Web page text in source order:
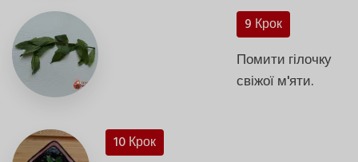
9 Крок
Помити гілочку
свіжої м'яти.
10 Крок